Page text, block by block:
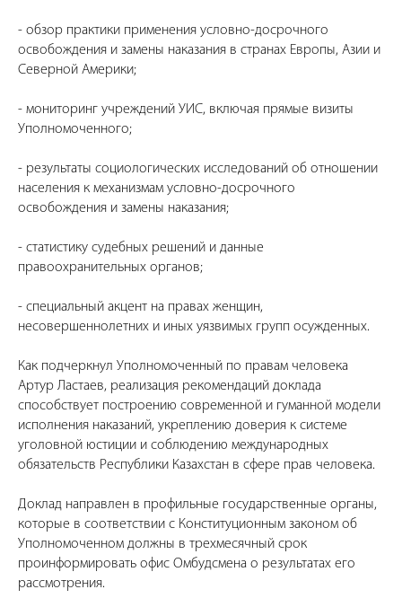
- обзор практики применения условно-досрочного
освобождения и замены наказания в странах Европы, Азии и
Северной Америки;
- мониторинг учреждений УИС, включая прямые визиты
Уполномоченного;
- результаты социологических исследований об отношении
населения к механизмам условно-досрочного
освобождения и замены наказания;
- статистику судебных решений и данные
правоохранительных органов;
- специальный акцент на правах женщин,
несовершеннолетних и иных уязвимых групп осужденных.
Как подчеркнул Уполномоченный по правам человека
Артур Ластаев, реализация рекомендаций доклада
способствует построению современной и гуманной модели
исполнения наказаний, укреплению доверия к системе
уголовной юстиции и соблюдению международных
обязательств Республики Казахстан в сфере прав человека.
Доклад направлен в профильные государственные органы,
которые в соответствии с Конституционным законом об
Уполномоченном должны в трехмесячный срок
проинформировать офис Омбудсмена о результатах его
рассмотрения.